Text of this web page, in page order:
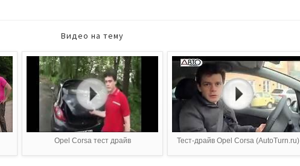
Видео на тему
Opel Corsa тест драйв Тест-драйв Opel Corsa (AutoTurn.ru)